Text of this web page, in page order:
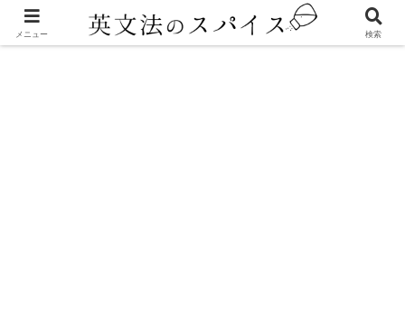
機能文法
メニュー 検索